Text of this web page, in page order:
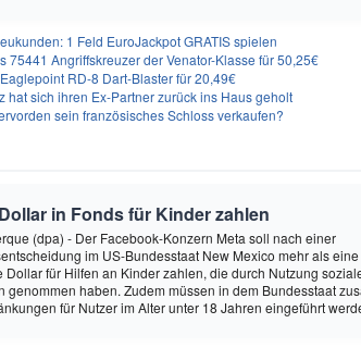
1 Feld EuroJackpot GRATIS spielen
75441 Angriffskreuzer der Venator-Klasse für 50,25€
RD-8 Dart-Blaster für 20,49€
hat sich ihren Ex-Partner zurück ins Haus geholt
sein französisches Schloss verkaufen?
in Fonds für Kinder zahlen
(dpa) - Der Facebook-Konzern Meta soll nach einer
im US-Bundesstaat New Mexico mehr als
Dollar für Hilfen an Kinder zahlen, die durch Nutzung
genommen haben. Zudem müssen in dem Bundesstaat
für Nutzer im Alter unter 18 Jahren eingeführt